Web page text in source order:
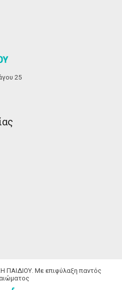
25
ΠΑΙΔΙΟΥ. Με επιφύλαξη παντός